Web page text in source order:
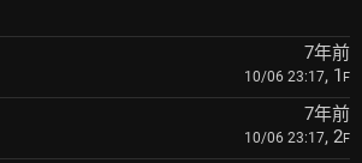
7年前
10/06 23:17, 1 F
7年前
10/06 23:17, 2F